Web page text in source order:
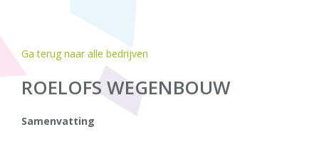
Ga terug naar alle bedrijven
ROELOFS WEGENBOUW
Samenvatting